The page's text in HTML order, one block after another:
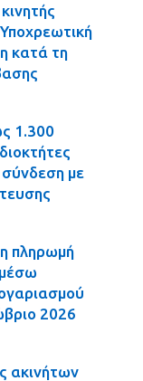
κατά τη
1.300
με
πληρωμή
μέσω
2026
ακινήτων